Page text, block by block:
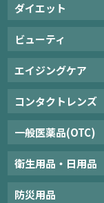
ダイエット
ビューティ
エイジングケア
コンタクトレンズ
一般医薬品(OTC)
衛生用品・日用品
防災用品